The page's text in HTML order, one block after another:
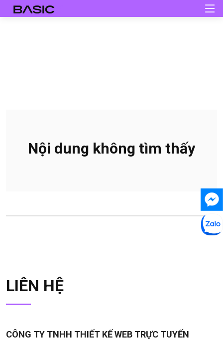
Nội dung không tìm thấy
LIÊN HỆ
CÔNG TY TNHH THIẾT KẾ WEB TRỰC TUYẾN